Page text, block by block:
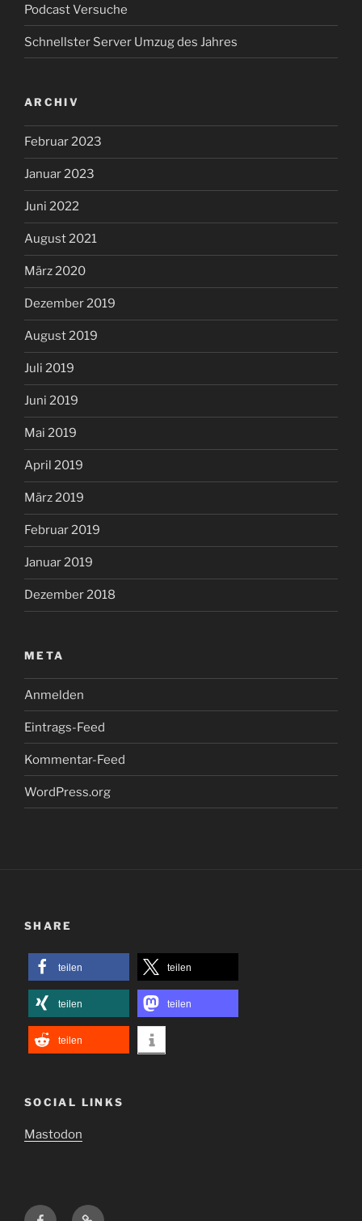
Podcast Versuche
Schnellster Server Umzug des Jahres
ARCHIV
Februar 2023
Januar 2023
Juni 2022
August 2021
März 2020
Dezember 2019
August 2019
Juli 2019
Juni 2019
Mai 2019
April 2019
März 2019
Februar 2019
Januar 2019
Dezember 2018
META
Anmelden
Eintrags-Feed
Kommentar-Feed
WordPress.org
SHARE
teilen teilen
teilen teilen
teilen
SOCIAL LINKS
Mastodon
FacebookMastodon